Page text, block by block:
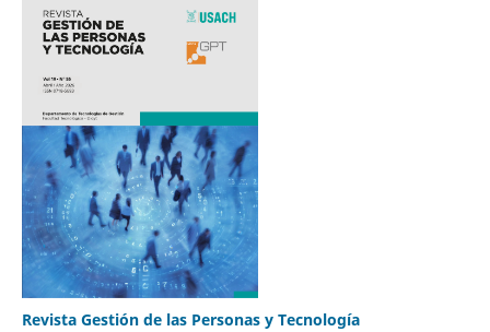
Revista Gestión de las Personas y Tecnología